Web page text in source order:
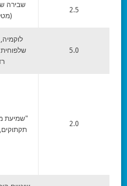
2.5
שבירה
5.0
2.0
"שמיעת